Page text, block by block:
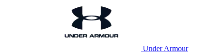
Under Armour